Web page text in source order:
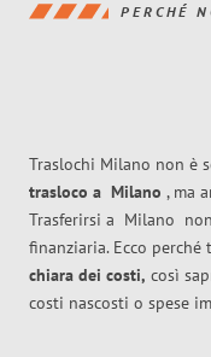
PERCHÉ
Traslochi Milano non è
trasloco a Milano , ma
Trasferirsi a Milano
finanziaria. Ecco perché
chiara dei costi, così
costi nascosti o spese